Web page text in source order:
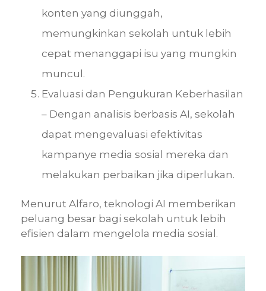
konten yang diunggah,
memungkinkan sekolah untuk lebih
cepat menanggapi isu yang mungkin
muncul.
Evaluasi dan Pengukuran Keberhasilan
– Dengan analisis berbasis AI, sekolah
dapat mengevaluasi efektivitas
kampanye media sosial mereka dan
melakukan perbaikan jika diperlukan.
Menurut Alfaro, teknologi AI memberikan
peluang besar bagi sekolah untuk lebih
efisien dalam mengelola media sosial.